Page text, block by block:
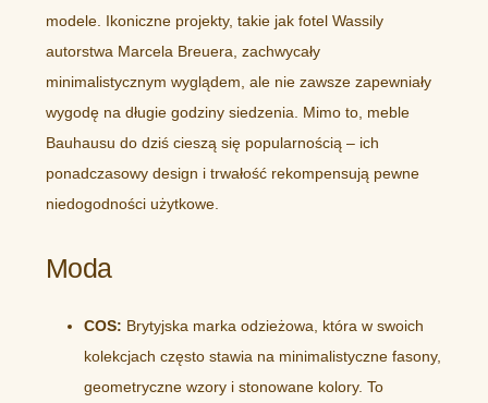
modele. Ikoniczne projekty, takie jak fotel Wassily
autorstwa Marcela Breuera, zachwycały
minimalistycznym wyglądem, ale nie zawsze zapewniały
wygodę na długie godziny siedzenia. Mimo to, meble
Bauhausu do dziś cieszą się popularnością – ich
ponadczasowy design i trwałość rekompensują pewne
niedogodności użytkowe.
Moda
COS: Brytyjska marka odzieżowa, która w swoich
kolekcjach często stawia na minimalistyczne fasony,
geometryczne wzory i stonowane kolory. To